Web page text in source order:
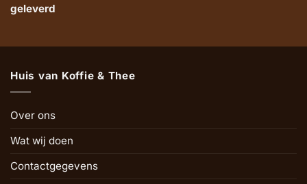
geleverd
Huis van Koffie & Thee
Over ons
Wat wij doen
Contactgegevens